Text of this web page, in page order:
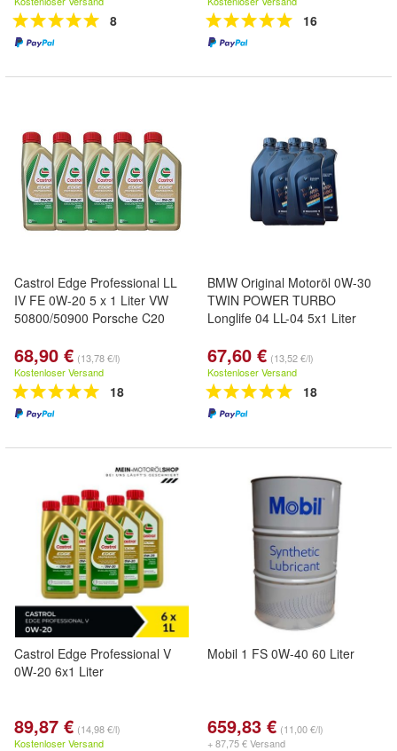
8 16
Castrol Edge Professional LL
IV FE 0W-20 5 x 1 Liter VW
50800/50900 Porsche C20
68,90 € (13,78 €/l)
Kostenloser Versand
18
BMW Original Motoröl 0W-30
TWIN POWER TURBO
Longlife 04 LL-04 5x1 Liter
67,60 € (13,52 €/l)
Kostenloser Versand
18
Castrol Edge Professional V
0W-20 6x1 Liter
89,87 € (14,98 €/l)
Kostenloser Versand
Mobil 1 FS 0W-40 60 Liter
659,83 € (11,00 €/l)
+ 87,75 € Versand